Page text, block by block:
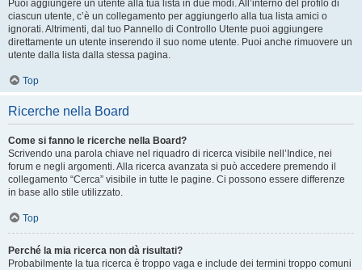
Puoi aggiungere un utente alla tua lista in due modi. All’interno del profilo di
ciascun utente, c’è un collegamento per aggiungerlo alla tua lista amici o
ignorati. Altrimenti, dal tuo Pannello di Controllo Utente puoi aggiungere
direttamente un utente inserendo il suo nome utente. Puoi anche rimuovere un
utente dalla lista dalla stessa pagina.
Top
Ricerche nella Board
Come si fanno le ricerche nella Board?
Scrivendo una parola chiave nel riquadro di ricerca visibile nell’Indice, nei
forum e negli argomenti. Alla ricerca avanzata si può accedere premendo il
collegamento “Cerca” visibile in tutte le pagine. Ci possono essere differenze
in base allo stile utilizzato.
Top
Perché la mia ricerca non dà risultati?
Probabilmente la tua ricerca è troppo vaga e include dei termini troppo comuni